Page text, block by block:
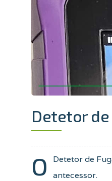
Detetor de
O
Detetor de
antecessor.